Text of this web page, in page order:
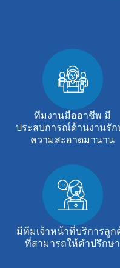
ทีมงานมืออาชีพ มี
ประสบการณ์ด้านงานรัก
ความสะอาดมานาน
มีทีมเจ้าหน้าที่บริการลูก
ที่สามารถให้คำปรึกษา